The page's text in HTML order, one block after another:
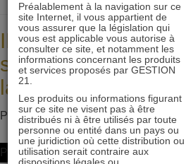
IMMOBILIER 21 à
sélectionné par le
la Finance
Posted on9 septembre 2021by
Posted inNon classifié(e)Leave a
Préalablement à la navigation sur ce
site Internet, il vous appartient de
vous assurer que la législation qui
vous est applicable vous autorise à
consulter ce site, et notamment les
informations concernant les produits
et services proposés par GESTION
21.
Les produits ou informations figurant
sur ce site ne visent pas à être
distribués ni à être utilisés par toute
personne ou entité dans un pays ou
une juridiction où cette distribution ou
utilisation serait contraire aux